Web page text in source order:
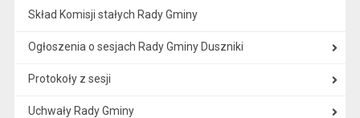
Skład Komisji stałych Rady Gminy
Ogłoszenia o sesjach Rady Gminy Duszniki
Protokoły z sesji
Uchwały Rady Gminy